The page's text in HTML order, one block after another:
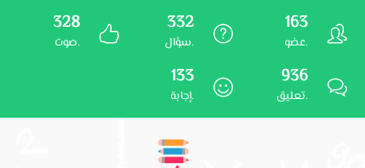
163
عضو.
332
سؤال.
328
صوت.
936
تعليق.
133
إجابة.